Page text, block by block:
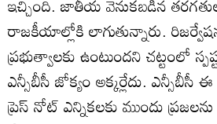
రాజకీయాల్లోకి లాగుతున్నారు.
ప్రభుత్వాలకు ఉంటుందని చట్టంలో
ఎన్సీబీసీ జోక్యం అక్కర్లేదు. ఎన్సీబీసీ
ప్రెస్ నోట్ ఎన్నికలకు ముందు